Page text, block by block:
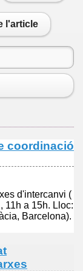
l'article
coordinació
d'intercanvi (
11h a 15h. Lloc:
Barcelona).